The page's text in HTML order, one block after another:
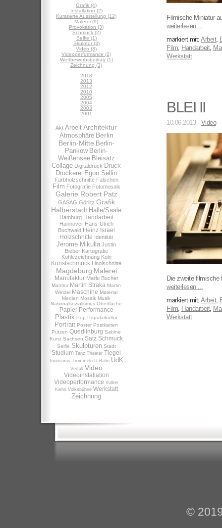
Grafik (4)
Installation (2)
Kuratierte Ausstellung (12)
Malerei (9)
Provokation (3)
Schmuck (2)
Selfie (1)
Skulptur (3)
Video (3)
Videoperformance (2)
Wettbewerbsbeitrag (1)
Zeichnung (3)
2018
2013
2012
2010
2005
2004
2003
2001
Akt Arbeit Architektur
Atmosphäre Berlin
Berlin-Mitte Berlin-
Pankow Berlin-
Weißensee Bleisatz
Collage Digitaldruck Druck
Druckerei Egon Sellin
Farbholzschnitte Fälschen
Film Fotografie Fotomosaik
Galerie Robert Patz
GASAG Görlitz Grafik
Halberstadt Halle/Saale
Hamburg Handarbeit
Hannover Hans-Ulrich
Buchwald Heinz Israel
Holzschnitte Identität
Jerome Mikulla Justin
Bieber Kartografie
Kohlezeichnung Köln
Kunstschmuck Linolschnitte
Magdeburg Malerei
Manufaktur Marlu Bucher
Marmor Martin Straka Martin
Wetzel Maschine Material
Medien Mosaik Musik
Nationalsozialismus Oberfläche
Papier Performance
Plastik Pop Populärkultur
Portrait Poster Postkarten
Putzen Quedlinburg Sabine
Kunz Sachsen Satz Schmuck
Selfie Skulpturen Stadt
Studium Tanz Theater Tiegel
Tourismus Trommeln U-Bahn UdK
Verfall Video
Videoinstallation
Videoperformance Volker
Kiehn Volksbühne Werkstatt
Zeichnung
Filmische Miniatur
weiterlesen ...
markiert mit: Arbeit,
Film, Handarbeit,
Werkstatt
BLEI II
10.06.2013 - Video
Die zweite filmische
weiterlesen ...
markiert mit: Arbeit,
Film, Handarbeit,
Werkstatt
©